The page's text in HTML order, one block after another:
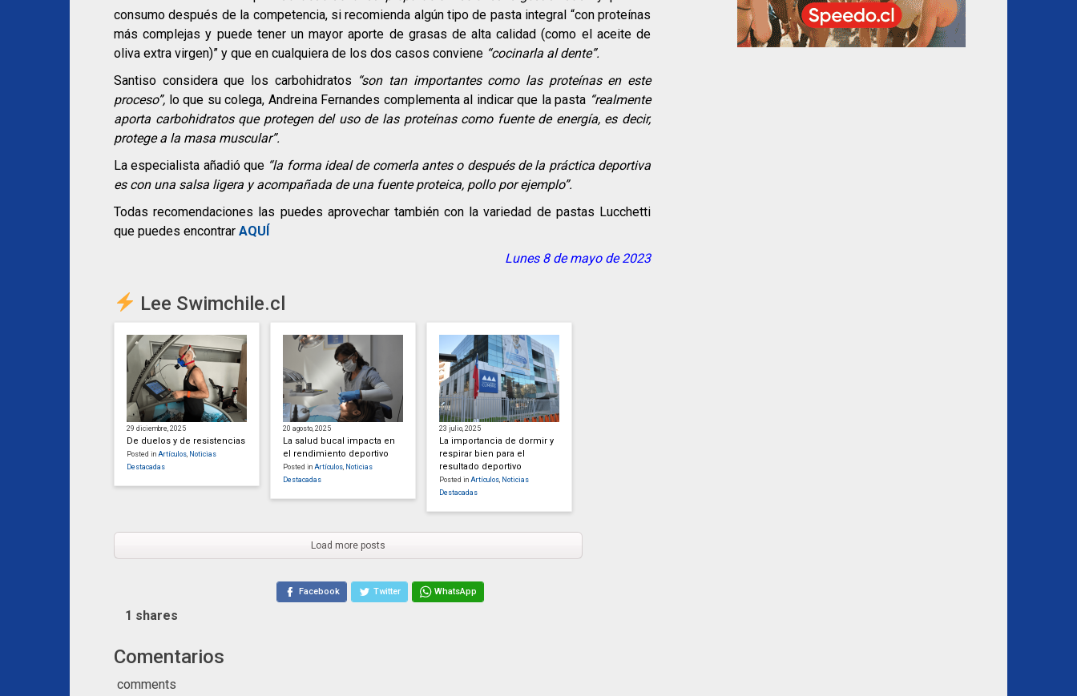
consumo después de la competencia, si recomienda algún tipo de pasta integral “con proteínas
más complejas y puede tener un mayor aporte de grasas de alta calidad (como el aceite de
oliva extra virgen)” y que en cualquiera de los dos casos conviene “cocinarla al dente”.
Santiso considera que los carbohidratos “son tan importantes como las proteínas en este
proceso”, lo que su colega, Andreina Fernandes complementa al indicar que la pasta “realmente
aporta carbohidratos que protegen del uso de las proteínas como fuente de energía, es decir,
protege a la masa muscular”.
La especialista añadió que “la forma ideal de comerla antes o después de la práctica deportiva
es con una salsa ligera y acompañada de una fuente proteica, pollo por ejemplo”.
Todas recomendaciones las puedes aprovechar también con la variedad de pastas Lucchetti
que puedes encontrar AQUÍ
Lunes 8 de mayo de 2023
Lee Swimchile.cl
29 diciembre, 2025
De duelos y de resistencias
Posted in Artículos Noticias
Destacadas
20 agosto, 2025
La salud bucal impacta en
el rendimiento deportivo
Posted in Artículos Noticias
Destacadas
23 julio, 2025
La importancia de dormir y
respirar bien para el
resultado deportivo
Posted in Artículos Noticias
Destacadas
Load more posts
Facebook Twitter WhatsApp
1 shares
Comentarios
comments